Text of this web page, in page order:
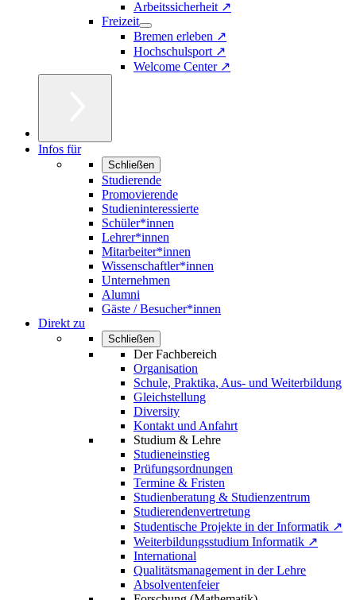
Arbeitssicherheit ↗
Freizeit
Bremen erleben ↗
Hochschulsport ↗
Welcome Center ↗
Infos für
Schließen
Studierende
Promovierende
Studieninteressierte
Schüler*innen
Lehrer*innen
Mitarbeiter*innen
Wissenschaftler*innen
Unternehmen
Alumni
Gäste / Besucher*innen
Direkt zu
Schließen
Der Fachbereich
Organisation
Schule, Praktika, Aus- und Weiterbildung
Gleichstellung
Diversity
Kontakt und Anfahrt
Studium & Lehre
Studieneinstieg
Prüfungsordnungen
Termine & Fristen
Studienberatung & Studienzentrum
Studierendenvertretung
Studentische Projekte in der Informatik ↗
Weiterbildungsstudium Informatik ↗
International
Qualitätsmanagement in der Lehre
Absolventenfeier